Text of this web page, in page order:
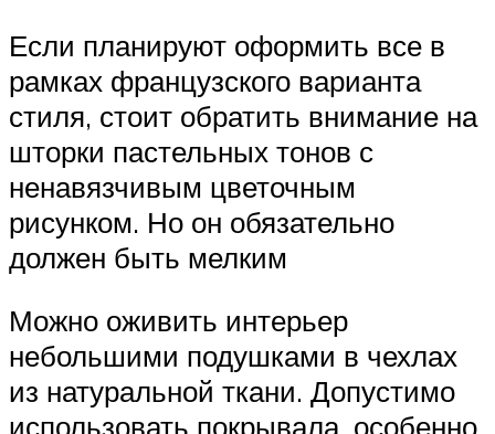
Если планируют оформить все в
рамках французского варианта
стиля, стоит обратить внимание на
шторки пастельных тонов с
ненавязчивым цветочным
рисунком. Но он обязательно
должен быть мелким
Можно оживить интерьер
небольшими подушками в чехлах
из натуральной ткани. Допустимо
использовать покрывала, особенно